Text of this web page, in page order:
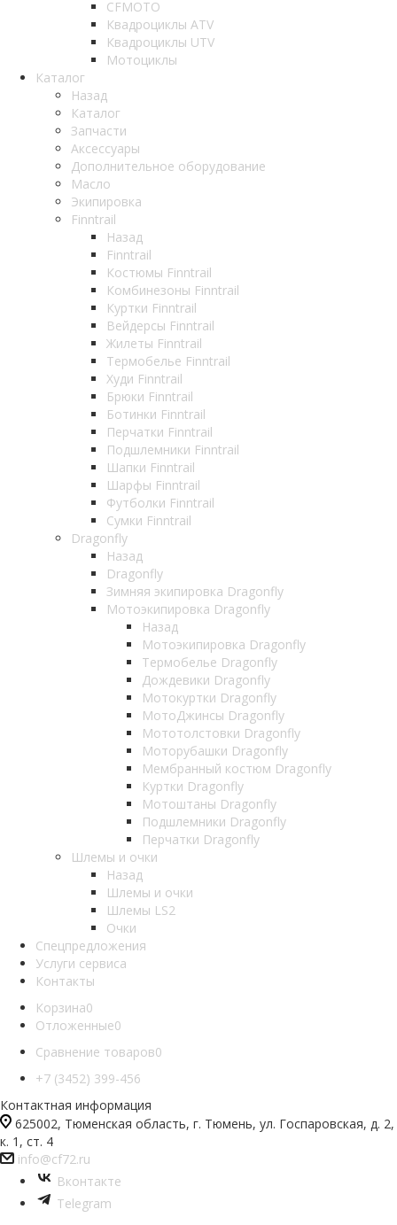
CFMOTO
Квадроциклы ATV
Квадроциклы UTV
Мотоциклы
Каталог
Назад
Каталог
Запчасти
Аксессуары
Дополнительное оборудование
Масло
Экипировка
Finntrail
Назад
Finntrail
Костюмы Finntrail
Комбинезоны Finntrail
Куртки Finntrail
Вейдерсы Finntrail
Жилеты Finntrail
Термобелье Finntrail
Худи Finntrail
Брюки Finntrail
Ботинки Finntrail
Перчатки Finntrail
Подшлемники Finntrail
Шапки Finntrail
Шарфы Finntrail
Футболки Finntrail
Сумки Finntrail
Dragonfly
Назад
Dragonfly
Зимняя экипировка Dragonfly
Мотоэкипировка Dragonfly
Назад
Мотоэкипировка Dragonfly
Термобелье Dragonfly
Дождевики Dragonfly
Мотокуртки Dragonfly
МотоДжинсы Dragonfly
Мототолстовки Dragonfly
Моторубашки Dragonfly
Мембранный костюм Dragonfly
Куртки Dragonfly
Мотоштаны Dragonfly
Подшлемники Dragonfly
Перчатки Dragonfly
Шлемы и очки
Назад
Шлемы и очки
Шлемы LS2
Очки
Спецпредложения
Услуги сервиса
Контакты
Корзина0
Отложенные0
Сравнение товаров0
+7 (3452) 399-456
Контактная информация
625002, Тюменская область, г. Тюмень, ул. Госпаровская, д. 2,
к. 1, ст. 4
info@cf72.ru
Вконтакте
Telegram